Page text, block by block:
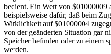
bedient. Ein Wert von $01000009
beispielsweise dafür, daß beim
Wirklichkeit auf $01000004
von der geänderten Situation gar
Speicher befinden oder zu einem
werden.